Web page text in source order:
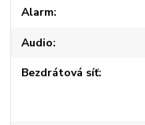
Alarm
Audio
Bezdrátová síť